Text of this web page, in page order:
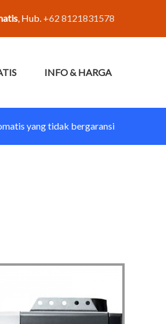
, Hub. +62 8121831578
INFO & HARGA
yang tidak bergaransi